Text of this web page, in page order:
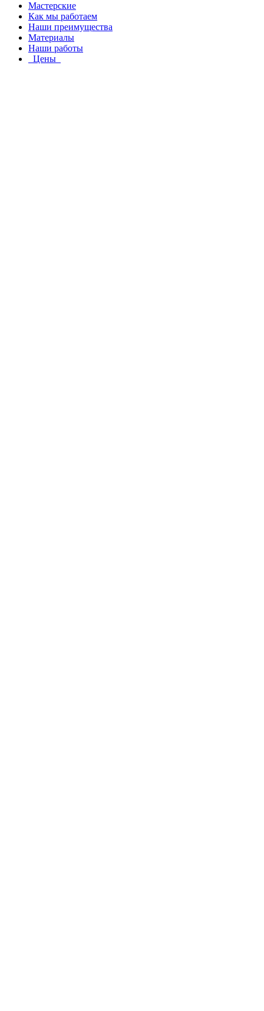
Мастерские
Как мы работаем
Наши преимущества
Материалы
Наши работы
Цены